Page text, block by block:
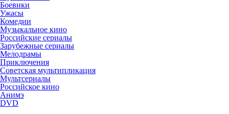
Боевики
Ужасы
Комедии
Музыкальное кино
Российские сериалы
Зарубежные сериалы
Мелодрамы
Приключения
Советская мультипликация
Мультсериалы
Российское кино
Анимэ
DVD